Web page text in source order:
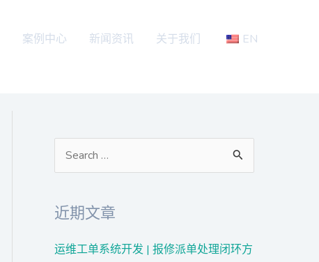
案例中心 新闻资讯 关于我们 EN
：
近期文章
运维工单系统开发 | 报修派单处理闭环方